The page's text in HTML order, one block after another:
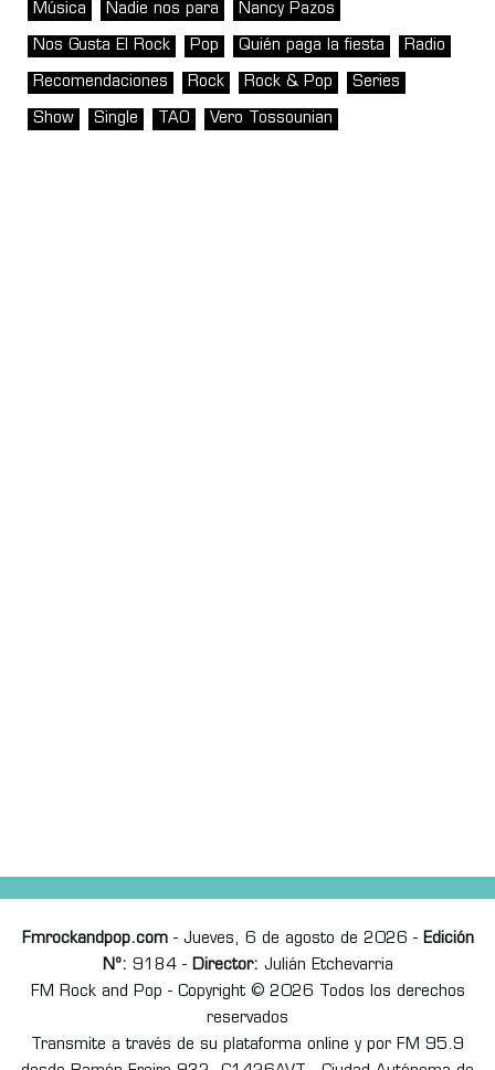
Música Nadie nos para Nancy Pazos
Nos Gusta El Rock Pop Quién paga la fiesta Radio
Recomendaciones Rock Rock & Pop Series
Show Single TAO Vero Tossounian
Fmrockandpop.com- Jueves, 6 de agosto de 2026 - Edición
Nº: 9184 - Director: Julián Etchevarria
FM Rock and Pop - Copyright © 2026 Todos los derechos
reservados
Transmite a través de su plataforma online y por FM 95.9